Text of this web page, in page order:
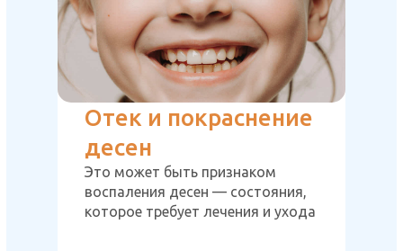
Отек и покраснение
десен
Это может быть признаком
воспаления десен — состояния,
которое требует лечения и ухода